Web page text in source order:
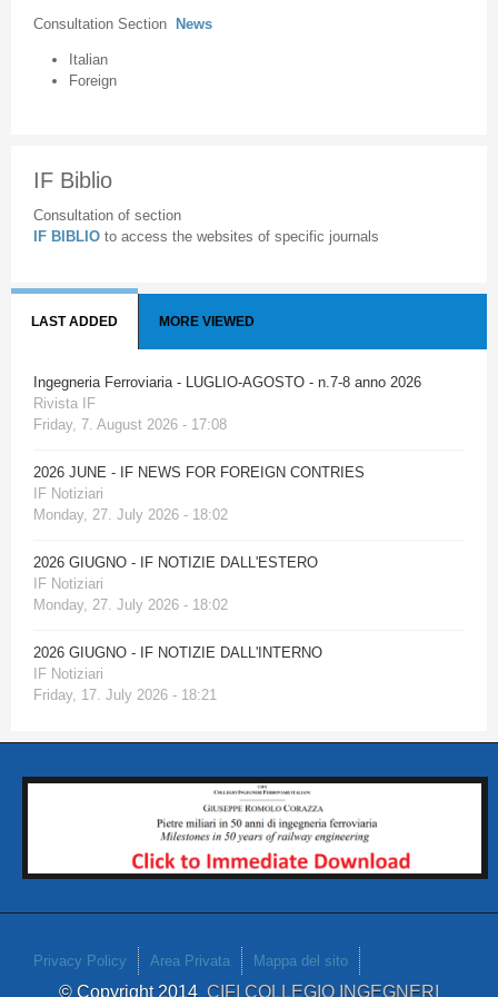
Consultation Section News
Italian
Foreign
IF Biblio
Consultation of section
IF BIBLIO to access the websites of specific journals
LAST ADDED MORE VIEWED
Ingegneria Ferroviaria - LUGLIO-AGOSTO - n.7-8 anno 2026
Rivista IF
Friday, 7. August 2026 - 17:08
2026 JUNE - IF NEWS FOR FOREIGN CONTRIES
IF Notiziari
Monday, 27. July 2026 - 18:02
2026 GIUGNO - IF NOTIZIE DALL'ESTERO
IF Notiziari
Monday, 27. July 2026 - 18:02
2026 GIUGNO - IF NOTIZIE DALL'INTERNO
IF Notiziari
Friday, 17. July 2026 - 18:21
Privacy Policy Area Privata Mappa del sito
© Copyright 2014 CIFI COLLEGIO INGEGNERI